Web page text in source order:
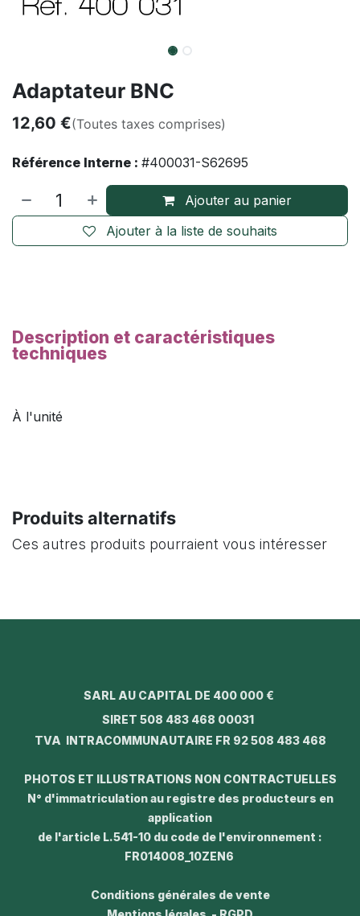
Adaptateur BNC
12,60 €(Toutes taxes comprises)
Référence Interne : #400031-S62695
Ajouter au panier
Ajouter à la liste de souhaits
Description et caractéristiques
techniques
À l'unité
Produits alternatifs
Ces autres produits pourraient vous intéresser
SARL AU CAPITAL DE 400 000 €
SIRET 508 483 468 00031
TVA INTRACOMMUNAUTAIRE FR 92 508 483 468
PHOTOS ET ILLUSTRATIONS NON CONTRACTUELLES
N° d'immatriculation au registre des producteurs en
application
de l'article L.541-10 du code de l'environnement :
FR014008_10ZEN6
Conditions générales de vente